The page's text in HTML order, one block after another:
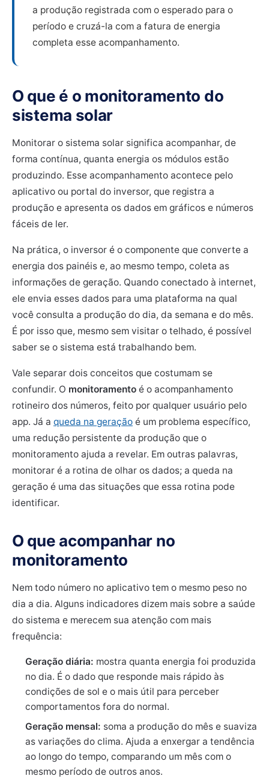
a produção registrada com o esperado para o
período e cruzá-la com a fatura de energia
completa esse acompanhamento.
O que é o monitoramento do
sistema solar
Monitorar o sistema solar significa acompanhar, de
forma contínua, quanta energia os módulos estão
produzindo. Esse acompanhamento acontece pelo
aplicativo ou portal do inversor, que registra a
produção e apresenta os dados em gráficos e números
fáceis de ler.
Na prática, o inversor é o componente que converte a
energia dos painéis e, ao mesmo tempo, coleta as
informações de geração. Quando conectado à internet,
ele envia esses dados para uma plataforma na qual
você consulta a produção do dia, da semana e do mês.
É por isso que, mesmo sem visitar o telhado, é possível
saber se o sistema está trabalhando bem.
Vale separar dois conceitos que costumam se
confundir. O monitoramento é o acompanhamento
rotineiro dos números, feito por qualquer usuário pelo
app. Já a queda na geração é um problema específico,
uma redução persistente da produção que o
monitoramento ajuda a revelar. Em outras palavras,
monitorar é a rotina de olhar os dados; a queda na
geração é uma das situações que essa rotina pode
identificar.
O que acompanhar no
monitoramento
Nem todo número no aplicativo tem o mesmo peso no
dia a dia. Alguns indicadores dizem mais sobre a saúde
do sistema e merecem sua atenção com mais
frequência:
Geração diária: mostra quanta energia foi produzida
no dia. É o dado que responde mais rápido às
condições de sol e o mais útil para perceber
comportamentos fora do normal.
Geração mensal: soma a produção do mês e suaviza
as variações do clima. Ajuda a enxergar a tendência
ao longo do tempo, comparando um mês com o
mesmo período de outros anos.